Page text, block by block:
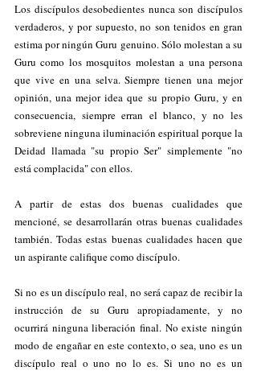
Los discípulos desobedientes nunca son discípulos
verdaderos, y por supuesto, no son tenidos en gran
estima por ningún Guru genuino. Sólo molestan a su
Guru como los mosquitos molestan a una persona
que vive en una selva. Siempre tienen una mejor
opinión, una mejor idea que su propio Guru, y en
consecuencia, siempre erran el blanco, y no les
sobreviene ninguna iluminación espiritual porque la
Deidad llamada "su propio Ser" simplemente "no
está complacida" con ellos.
A partir de estas dos buenas cualidades que
mencioné, se desarrollarán otras buenas cualidades
también. Todas estas buenas cualidades hacen que
un aspirante califique como discípulo.
Si no es un discípulo real, no será capaz de recibir la
instrucción de su Guru apropiadamente, y no
ocurrirá ninguna liberación final. No existe ningún
modo de engañar en este contexto, o sea, uno es un
discípulo real o uno no lo es. Si uno no es un